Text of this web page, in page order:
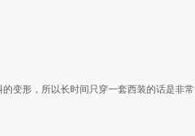
形，所以长时间只穿一套西装的话是非